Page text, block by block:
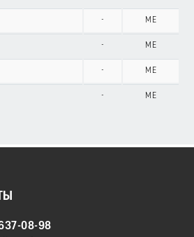
- ME
- ME
- ME
- ME
08-98